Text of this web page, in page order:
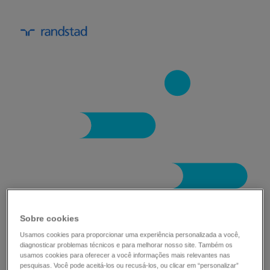
estar para os colaboradores que
agregue valor à sua empresa.
Sobre cookies
Usamos cookies para proporcionar uma experiência personalizada a você,
diagnosticar problemas técnicos e para melhorar nosso site. Também os
usamos cookies para oferecer a você informações mais relevantes nas
pesquisas. Você pode aceitá-los ou recusá-los, ou clicar em “personalizar”